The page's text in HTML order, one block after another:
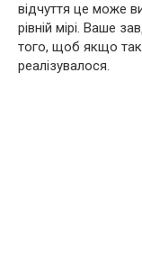
відчуття це може
рівній мірі. Ваше
того, щоб якщо
реалізувалося.